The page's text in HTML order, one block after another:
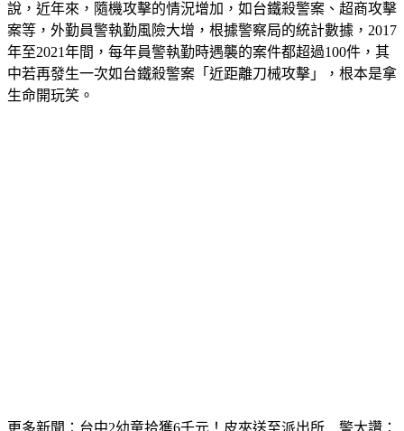
陳文政今日在市政總質詢為全體基層員警執勤安全請命，他
說，近年來，隨機攻擊的情況增加，如台鐵殺警案、超商攻擊
案等，外勤員警執勤風險大增，根據警察局的統計數據，2017
年至2021年間，每年員警執勤時遇襲的案件都超過100件，其
中若再發生一次如台鐵殺警案「近距離刀械攻擊」，根本是拿